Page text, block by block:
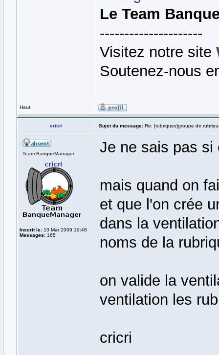
Le Team
---------------------
Visitez notre site
Soutenez-nous
Haut
cricri Sujet du message: Re: [rubriques]groupe de
Team BanqueManager
Inscrit le: 10 Mar 2009 19:48
Messages: 165
Je ne sais pas si
mais quand on
et que l'on crée
dans la
noms de la
on valide la
ventilation les
cricri